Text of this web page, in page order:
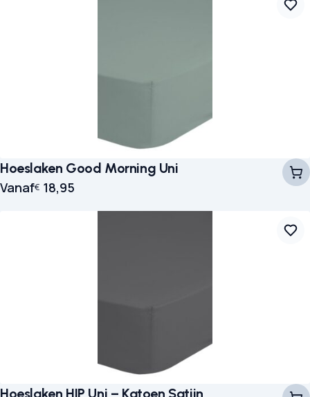
Hoeslaken Good Morning Uni
Vanaf€ 18,95
Hoeslaken HIP Uni – Katoen Satijn